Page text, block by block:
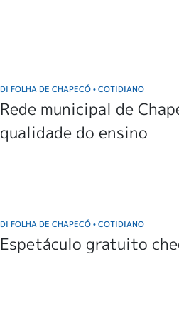
DI FOLHA DE CHAPECÓ• COTIDIANO
Rede municipal de
qualidade do ensino
DI FOLHA DE CHAPECÓ• COTIDIANO
Espetáculo gratuito